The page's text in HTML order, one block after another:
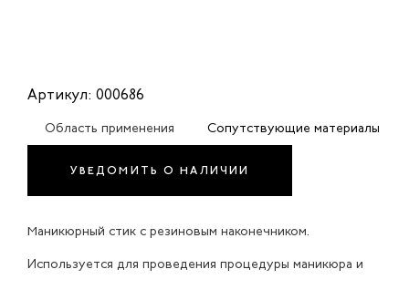
Артикул: 000686
Область применения Сопутствующие материалы
УВЕДОМИТЬ О НАЛИЧИИ
Маникюрный стик с резиновым наконечником.
Используется для проведения процедуры маникюра и